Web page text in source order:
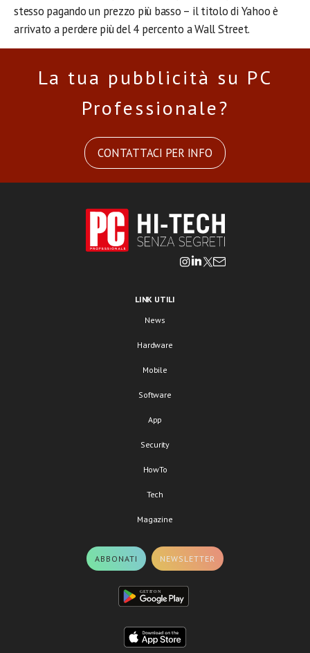
stesso pagando un prezzo più basso – il titolo di Yahoo è
arrivato a perdere più del 4 percento a Wall Street.
La tua pubblicità su PC
Professionale?
CONTATTACI PER INFO
LINK UTILI
News
Hardware
Mobile
Software
App
Security
HowTo
Tech
Magazine
ABBONATI NEWSLETTER